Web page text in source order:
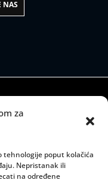
za
tehnologije poput kolačića
Nepristanak ili
na određene
NAS
53
15:00 sati